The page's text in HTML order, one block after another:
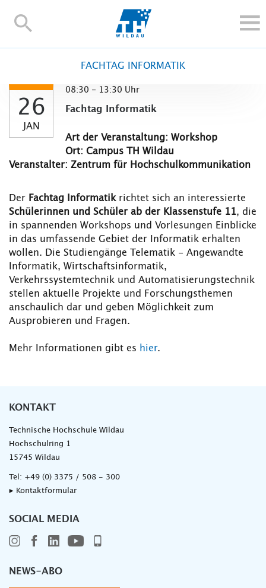
TH-
FORSCHUNG UND TRANSFER
ALUMNI
HOCHSCHULE
INTERNATIONAL
Blogs Kontakt und Anfahrt Webmail Moodle
TH Online-Portal Personensuche English
FACHTAG INFORMATIK
26
JAN
08:30 - 13:30 Uhr
Fachtag Informatik
Art der Veranstaltung: Workshop
Ort: Campus TH Wildau
Veranstalter: Zentrum für Hochschulkommunikation
Der Fachtag Informatik richtet sich an interessierte
Schülerinnen und Schüler ab der Klassenstufe 11, die
in spannenden Workshops und Vorlesungen Einblicke
in das umfassende Gebiet der Informatik erhalten
wollen. Die Studiengänge Telematik - Angewandte
Informatik, Wirtschaftsinformatik,
Verkehrssystemtechnik und Automatisierungstechnik
stellen aktuelle Projekte und Forschungsthemen
anschaulich dar und geben Möglichkeit zum
Ausprobieren und Fragen.
Mehr Informationen gibt es hier.
KONTAKT
Technische Hochschule Wildau
Hochschulring 1
15745 Wildau
Tel: +49 (0) 3375 / 508 - 300
▸ Kontaktformular
SOCIAL MEDIA
NEWS-ABO